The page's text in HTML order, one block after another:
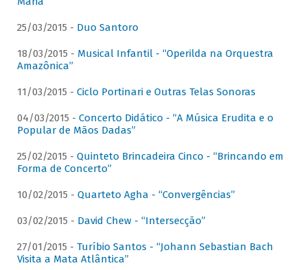
25/03/2015 - Duo Santoro
18/03/2015 - Musical Infantil - “Operilda na Orquestra
Amazônica”
11/03/2015 - Ciclo Portinari e Outras Telas Sonoras
04/03/2015 - Concerto Didático - “A Música Erudita e o
Popular de Mãos Dadas”
25/02/2015 - Quinteto Brincadeira Cinco - “Brincando em
Forma de Concerto”
10/02/2015 - Quarteto Agha - “Convergências”
03/02/2015 - David Chew - “Intersecção”
27/01/2015 - Turíbio Santos - “Johann Sebastian Bach
Visita a Mata Atlântica”